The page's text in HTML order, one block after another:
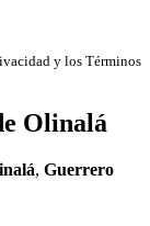
y los Términos
Olinalá
, Guerrero